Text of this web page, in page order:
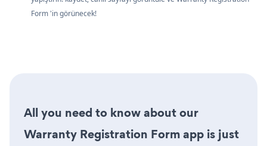
Form 'in görünecek!
All you need to know about our
Warranty Registration Form app is just